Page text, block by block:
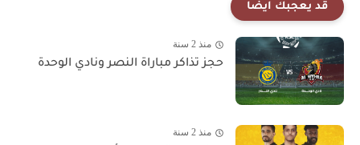
قد يعجبك ايضا
منذ 2 سنة
حجز تذاكر مباراة النصر ونادي الوحدة
منذ 2 سنة